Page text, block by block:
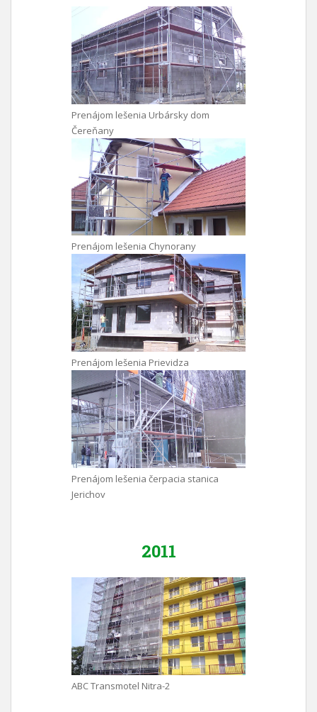
Prenájom lešenia Urbársky dom
Čereňany
Prenájom lešenia Chynorany
Prenájom lešenia Prievidza
Prenájom lešenia čerpacia stanica
Jerichov
2011
ABC Transmotel Nitra-2